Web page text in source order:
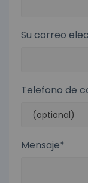
Su correo
Telefono de
Mensaje*